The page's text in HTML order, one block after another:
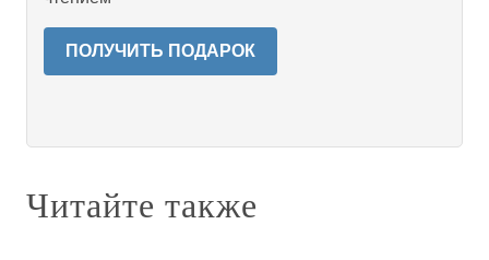
ПОЛУЧИТЬ ПОДАРОК
Читайте также